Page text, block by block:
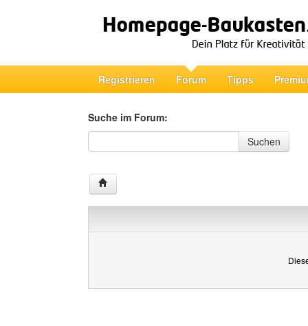
Registrieren Forum Tipps
Suche im Forum:
Suche im Forum
Suchen